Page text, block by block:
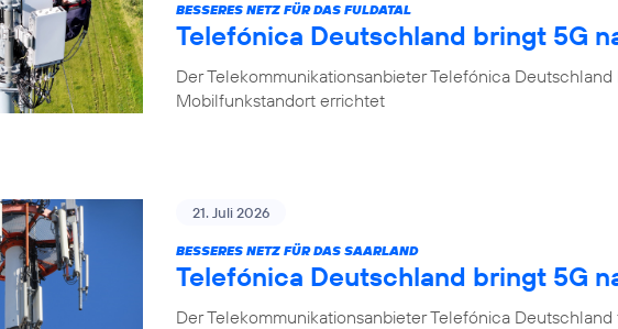
BESSERES NETZ FÜR DAS FULDATAL
Telefónica Deutschland bringt 5G
Der Telekommunikationsanbieter Telefónica
Mobilfunkstandort errichtet
21. Juli 2026
BESSERES NETZ FÜR DAS SAARLAND
Telefónica Deutschland bringt 5G
Der Telekommunikationsanbieter Telefónica